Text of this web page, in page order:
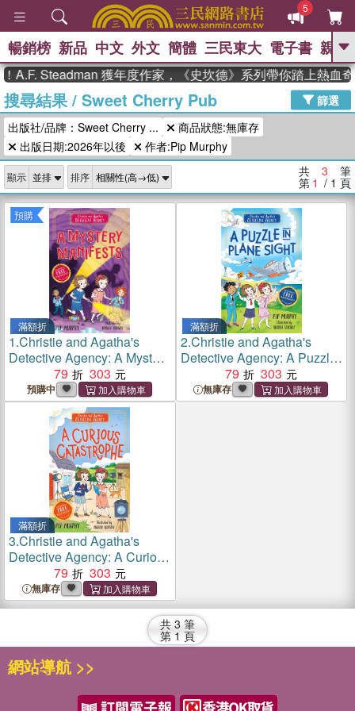
5
GO
熱搜： 東野圭吾 The Odyssey 、
父親節 、 花開錦繡 、 暑期推薦 、
方念華 、 台灣的李登輝時代
女孩：黎曼猜想
、 如果歷史是一群喵 、 臺灣漫遊錄
暢銷榜 新品 中文 外文 簡體 三民東大 電子書 親子
A.F. Steadman 獲年度作家，《史坎德》系列帶你踏上熱血奇
搜尋結果/ Sweet Cherry Pub
篩選
出版社/品牌：Sweet Cherry ...
商品狀態:無庫存
出版日期:2026年以後
作者:Pip Murphy
顯示 排序 共 3 筆
第 1 / 1 頁
預購
滿額折
1.Christie and Agatha's
Detective Agency: A Mystery
Manifests
79 303
預購中
滿額折
2.Christie and Agatha's
Detective Agency: A Puzzle
in Plane Sight
79 303
無庫存
滿額折
3.Christie and Agatha's
Detective Agency: A Curious
Catastrophe
79 303
無庫存
共 3 筆
第 1 頁
網站導航 >>